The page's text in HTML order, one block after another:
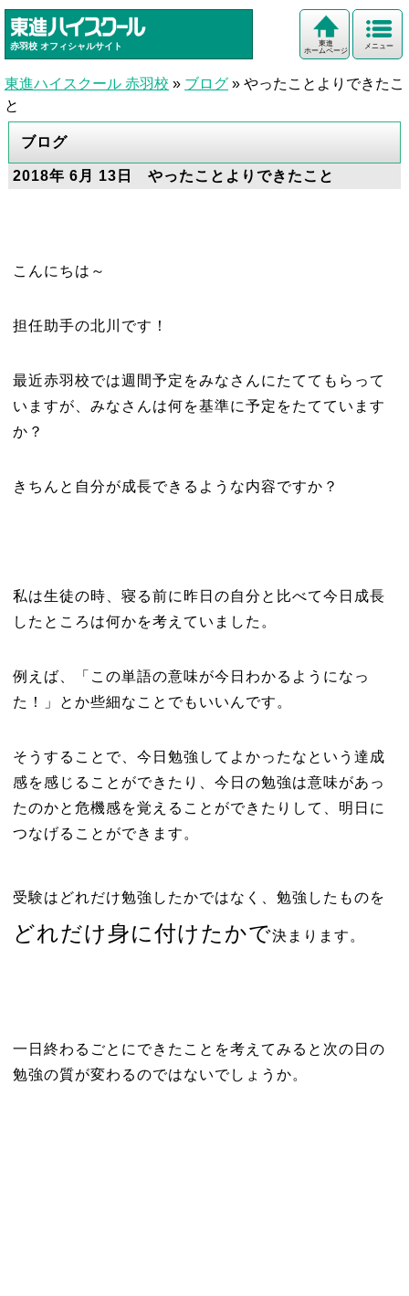
赤羽校 オフィシャルサイト メニュー
東進
ホームページ
東進ハイスクール 赤羽校 » ブログ » やったことよりできたこ
と
ブログ
2018年 6月 13日 やったことよりできたこと
こんにちは～
担任助手の北川です！
最近赤羽校では週間予定をみなさんにたててもらって
いますが、みなさんは何を基準に予定をたてています
か？
きちんと自分が成長できるような内容ですか？
私は生徒の時、寝る前に昨日の自分と比べて今日成長
したところは何かを考えていました。
例えば、「この単語の意味が今日わかるようになっ
た！」とか些細なことでもいいんです。
そうすることで、今日勉強してよかったなという達成
感を感じることができたり、今日の勉強は意味があっ
たのかと危機感を覚えることができたりして、明日に
つなげることができます。
受験はどれだけ勉強したかではなく、勉強 したものを
どれだけ身に付けたかで決まります。
一日終わるごとにできたことを考えてみると次の日の
勉強の質が変わるのではないでしょうか。